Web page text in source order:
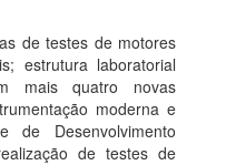
de testes de motores
estrutura laboratorial
mais quatro novas
moderna e
de Desenvolvimento
de testes de